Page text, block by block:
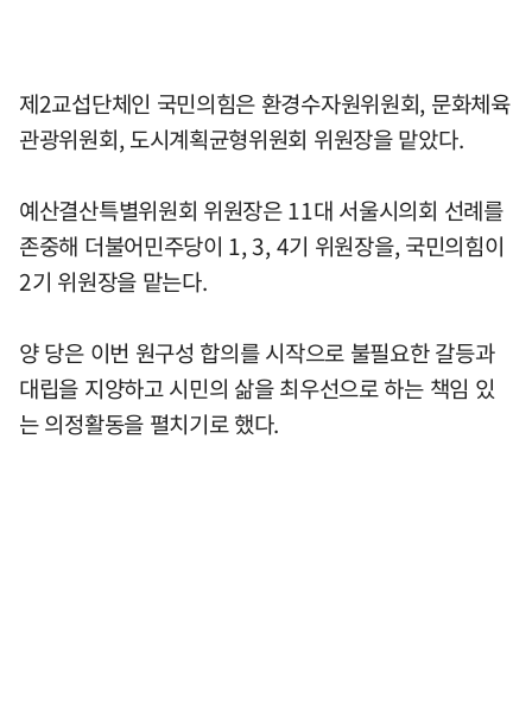
제2교섭단체인 국민의힘은 환경수자원위원회, 문화체육
관광위원회, 도시계획균형위원회 위원장을 맡았다.
예산결산특별위원회 위원장은 11대 서울시의회 선례를
존중해 더불어민주당이 1, 3, 4기 위원장을, 국민의힘이
2기 위원장을 맡는다.
양 당은 이번 원구성 합의를 시작으로 불필요한 갈등과
대립을 지양하고 시민의 삶을 최우선으로 하는 책임 있
는 의정활동을 펼치기로 했다.